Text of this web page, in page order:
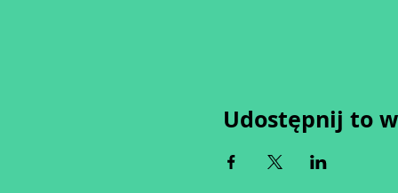
Udostępnij to